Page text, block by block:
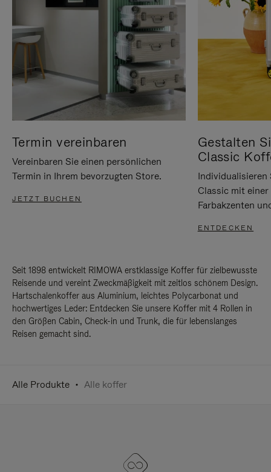
Termin vereinbaren
Vereinbaren Sie einen persönlichen
Termin in Ihrem bevorzugten Store.
JETZT BUCHEN
Gestalten
Classic
Individualisieren
Classic mit
Farbakzenten
ENTDECKEN
Seit 1898 entwickelt RIMOWA erstklassige Koffer für zielbewusste
Reisende und vereint Zweckmäßigkeit mit zeitlos schönem Design.
Hartschalenkoffer aus Aluminium, leichtes Polycarbonat und
hochwertiges Leder: Entdecken Sie unsere Koffer mit 4 Rollen in
den Größen Cabin, Check-in und Trunk, die für lebenslanges
Reisen gemacht sind.
Alle Produkte Alle koffer